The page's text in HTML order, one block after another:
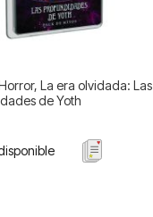
La era olvidada: Las
de Yoth